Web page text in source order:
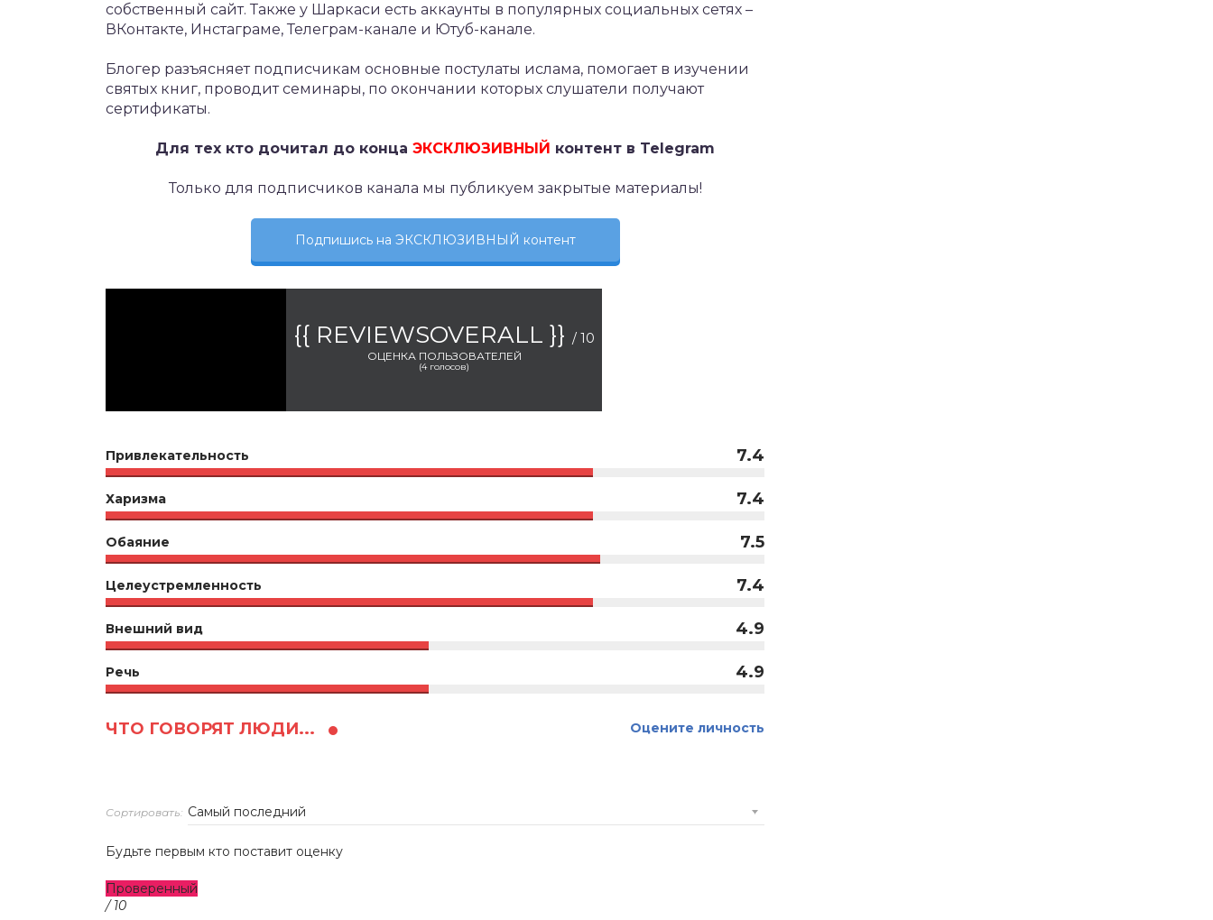
собственный сайт. Также у Шаркаси есть аккаунты в популярных социальных сетях –
ВКонтакте, Инстаграме, Телеграм-канале и Ютуб-канале.
Блогер разъясняет подписчикам основные постулаты ислама, помогает в изучении
святых книг, проводит семинары, по окончании которых слушатели получают
сертификаты.
Для тех кто дочитал до концаЭКСКЛЮЗИВНЫЙ контент в Telegram
Только для подписчиков канала мы публикуем закрытые материалы!
Подпишись на ЭКСКЛЮЗИВНЫЙ контент
{{ REVIEWSOVERALL }} / 10
ОЦЕНКА ПОЛЬЗОВАТЕЛЕЙ
(4голосов)
Привлекательность 7.4
Харизма 7.4
Обаяние 7.5
Целеустремленность 7.4
Внешний вид 4.9
Речь 4.9
ЧТО ГОВОРЯТ ЛЮДИ... Оцените личность
Сортировать:
Будьте первым кто поставит оценку
Проверенный
/ 10